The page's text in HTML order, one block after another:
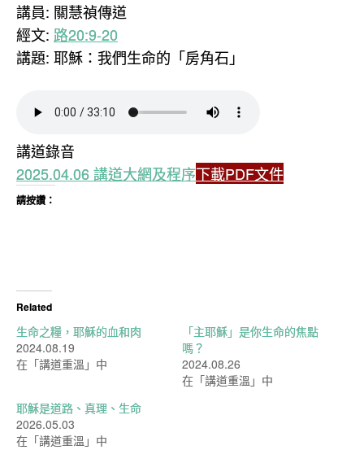
講員: 關慧禎傳道
經文: 路20:9-20
講題: 耶穌：我們生命的「房角石」
講道錄音
2025.04.06 講道大網及程序下載PDF文件
請按讚：
Related
生命之糧，耶穌的血和肉
2024.08.19
在「講道重溫」中
「主耶穌」是你生命的焦點
嗎？
2024.08.26
在「講道重溫」中
耶穌是道路、真理、生命
2026.05.03
在「講道重溫」中